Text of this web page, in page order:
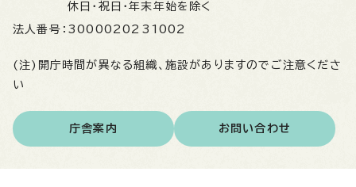
休日・祝日・年末年始を除く
法人番号： 3000020231002
(注)開庁時間が異なる組織、施設がありますのでご注意くださ
い
庁舎案内 お問い合わせ